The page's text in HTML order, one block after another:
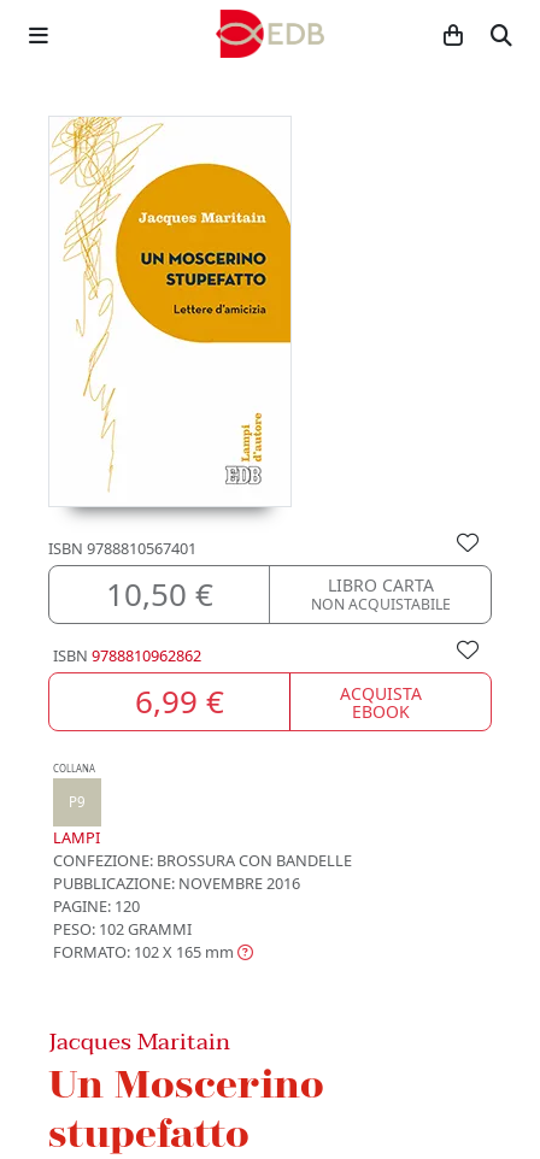
ISBN 9788810567401
10,50 € LIBRO CARTA
NON ACQUISTABILE
ISBN 9788810962862
6,99 € ACQUISTA
EBOOK
COLLANA
P9
LAMPI
CONFEZIONE: BROSSURA CON BANDELLE
PUBBLICAZIONE: NOVEMBRE 2016
PAGINE: 120
PESO: 102 GRAMMI
FORMATO: 102 X 165 mm
Jacques Maritain
Un Moscerino
stupefatto